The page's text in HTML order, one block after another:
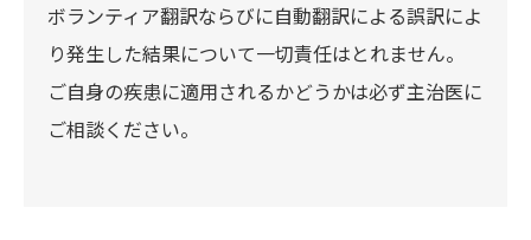
ボランティア翻訳ならびに自動翻訳による誤訳によ
り発生した結果について一切責任はとれません。
ご自身の疾患に適用されるかどうかは必ず主治医に
ご相談ください。